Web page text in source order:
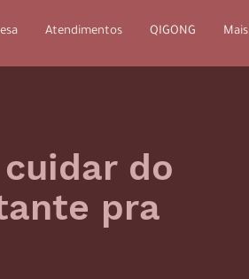
Atendimentos QIGONG Mais
do
pra